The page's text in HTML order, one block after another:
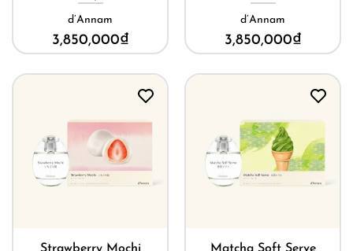
d’Annam
3,850,000₫
d’Annam
3,850,000₫